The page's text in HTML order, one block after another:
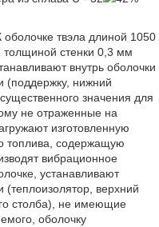
твэла длиной 1050
стенки 0,3 мм
внутрь оболочки
(поддержку, нижний
значения для
не отраженные на
изготовленную
топлива, содержащую
вибрационное
устанавливают
верхний
столба), не имеющие
оболочку